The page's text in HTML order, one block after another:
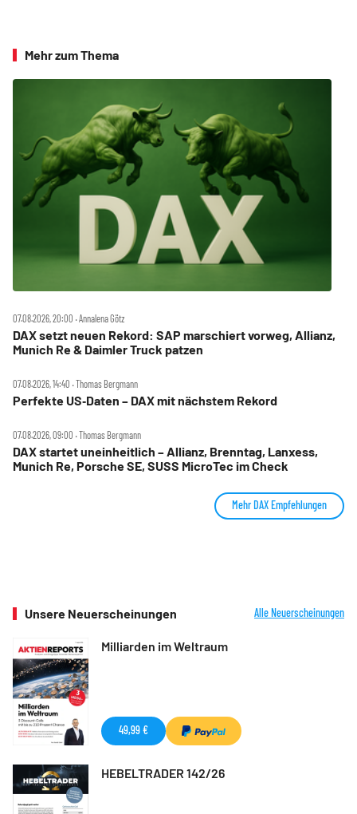
Mehr zum Thema
07.08.2026, 20:00 ‧ Annalena Götz
DAX setzt neuen Rekord: SAP marschiert vorweg, Allianz,
Munich Re & Daimler Truck patzen
07.08.2026, 14:40 ‧ Thomas Bergmann
Perfekte US‑Daten – DAX mit nächstem Rekord
07.08.2026, 09:00 ‧ Thomas Bergmann
DAX startet uneinheitlich – Allianz, Brenntag, Lanxess,
Munich Re, Porsche SE, SUSS MicroTec im Check
Mehr DAX Empfehlungen
Unsere Neuerscheinungen Alle Neuerscheinungen
Milliarden im Weltraum
49,99 €
HEBELTRADER 142/26